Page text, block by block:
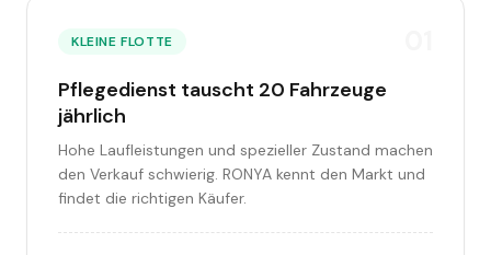
KLEINE FLOTTE
Pflegedienst tauscht 20 Fahrzeuge
jährlich
Hohe Laufleistungen und spezieller Zustand machen
den Verkauf schwierig. RONYA kennt den Markt und
findet die richtigen Käufer.